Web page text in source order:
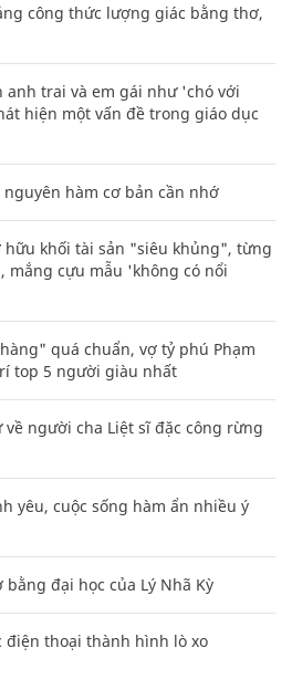
công thức lượng giác bằng thơ,
anh trai và em gái như 'chó với
hiện một vấn đề trong giáo dục
hàm cơ bản cần nhớ
hữu khối tài sản "siêu khủng", từng
mắng cựu mẫu 'không có nổi
quá chuẩn, vợ tỷ phú Phạm
top 5 người giàu nhất
về người cha Liệt sĩ đặc công rừng
yêu, cuộc sống hàm ẩn nhiều ý
đại học của Lý Nhã Kỳ
điện thoại thành hình lò xo